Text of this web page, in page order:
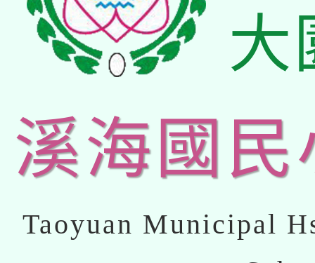
大
溪海國民
Taoyuan Municipal